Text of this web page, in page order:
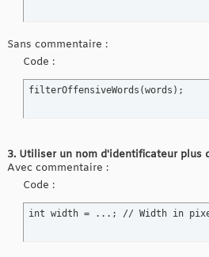
Sans commentaire :
Code :
filterOffensiveWords(words);
3. Utiliser un nom d'identificateur plus
Avec commentaire :
Code :
int width = ...; // Width in